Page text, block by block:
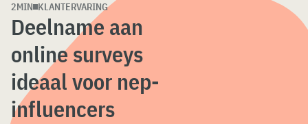
2MIN KLANTERVARING
Deelname aan
online surveys
ideaal voor nep-
influencers